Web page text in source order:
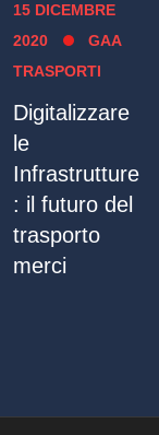
15 DICEMBRE
2020
GAA
TRASPORTI
Digitalizzare
le
Infrastrutture
: il futuro del
trasporto
merci